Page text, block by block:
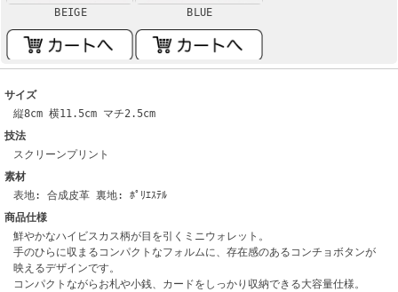
BEIGE BLUE
サイズ
縦8cm 横11.5cm マチ2.5cm
技法
スクリーンプリント
素材
表地: 合成皮革 裏地: ﾎﾟﾘｴｽﾃﾙ
商品仕様
鮮やかなハイビスカス柄が目を引くミニウォレット。
手のひらに収まるコンパクトなフォルムに、存在感のあるコンチョボタンが
映えるデザインです。
コンパクトながらお札や小銭、カードをしっかり収納できる大容量仕様。